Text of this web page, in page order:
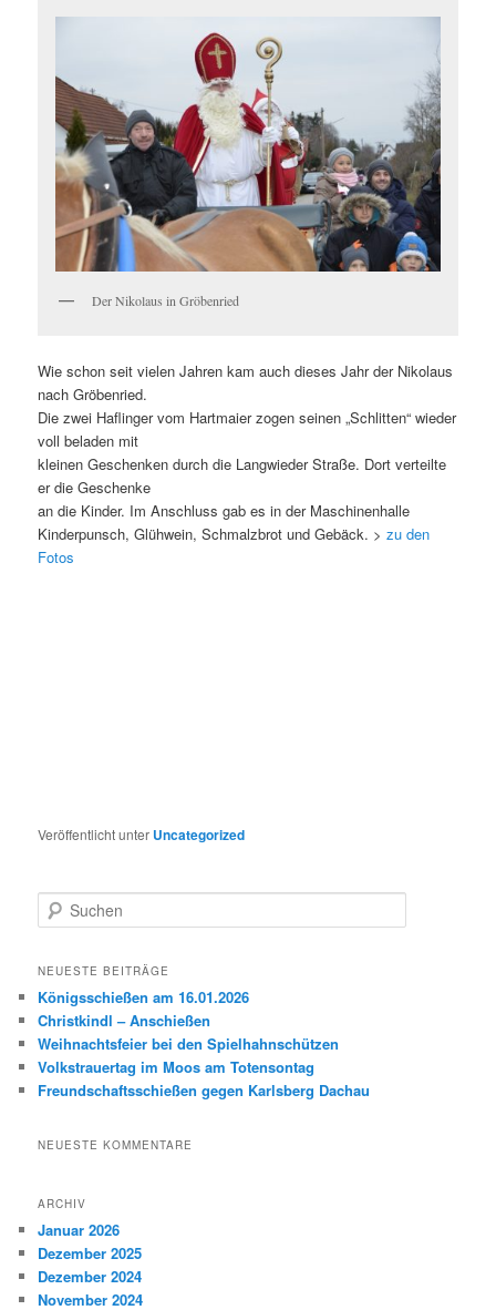
Der Nikolaus in Gröbenried
Wie schon seit vielen Jahren kam auch dieses Jahr der Nikolaus
nach Gröbenried.
Die zwei Haflinger vom Hartmaier zogen seinen „Schlitten“ wieder
voll beladen mit
kleinen Geschenken durch die Langwieder Straße. Dort verteilte
er die Geschenke
an die Kinder. Im Anschluss gab es in der Maschinenhalle
Kinderpunsch, Glühwein, Schmalzbrot und Gebäck. >zu den
Fotos
Veröffentlicht unter Uncategorized
u
h
n
NEUESTE BEITRÄGE
Königsschießen am 16.01.2026
Christkindl – Anschießen
Weihnachtsfeier bei den Spielhahnschützen
Volkstrauertag im Moos am Totensontag
Freundschaftsschießen gegen Karlsberg Dachau
NEUESTE KOMMENTARE
ARCHIV
Januar 2026
Dezember 2025
Dezember 2024
November 2024